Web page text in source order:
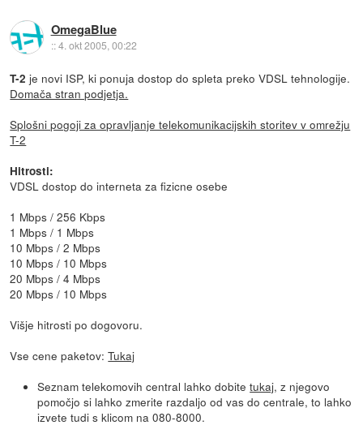
OmegaBlue
::4. okt 2005, 00:22
T-2 je novi ISP, ki ponuja dostop do spleta preko VDSL tehnologije.
Domača stran podjetja.
Splošni pogoji za opravljanje telekomunikacijskih storitev v omrežju
T-2
Hitrosti:
VDSL dostop do interneta za fizicne osebe
1 Mbps / 256 Kbps
1 Mbps / 1 Mbps
10 Mbps / 2 Mbps
10 Mbps / 10 Mbps
20 Mbps / 4 Mbps
20 Mbps / 10 Mbps
Višje hitrosti po dogovoru.
Vse cene paketov:Tukaj
Seznam telekomovih central lahko dobitetukaj, z njegovo
pomočjo si lahko zmerite razdaljo od vas do centrale, to lahko
izvete tudi s klicom na 080-8000.